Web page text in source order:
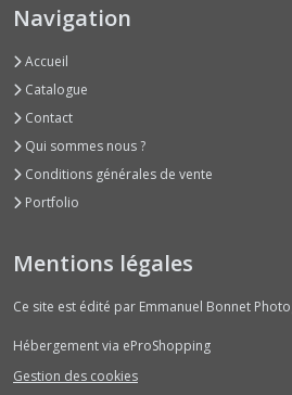
Navigation
Accueil
Catalogue
Contact
Qui sommes nous ?
Conditions générales de vente
Portfolio
Mentions légales
Ce site est édité par Emmanuel Bonnet
Hébergement via eProShopping
Gestion des cookies